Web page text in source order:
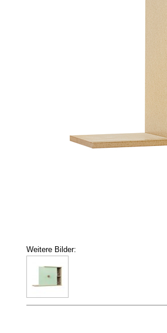
Weitere Bilder: